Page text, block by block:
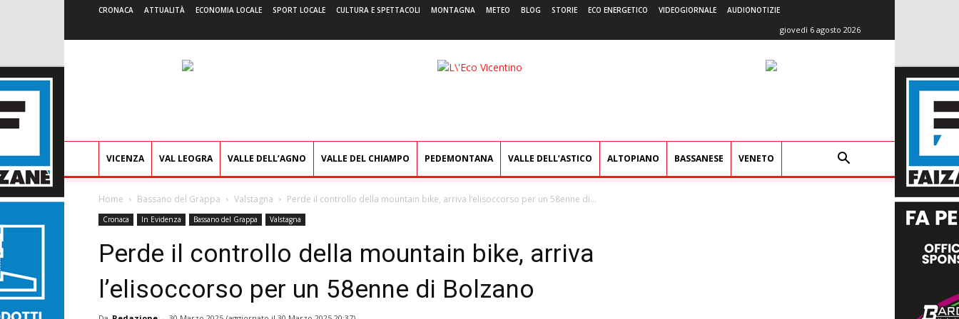
CRONACA ATTUALITÀ ECONOMIA LOCALE SPORT LOCALE CULTURA E SPETTACOLI MONTAGNA METEO BLOG STORIE ECO ENERGETICO VIDEOGIORNALE AUDIONOTIZIE
giovedì 6 agosto 2026
L'Eco
VICENZA VAL LEOGRA VALLE DELL’AGNO VALLE DEL CHIAMPO PEDEMONTANA VALLE DELL’ASTICO ALTOPIANO BASSANESE VENETO
Home Bassano del Grappa Valstagna Perde il controllo della mountain bike, arriva l’elisoccorso per un 58enne di...
Cronaca In Evidenza Bassano del Grappa Valstagna
Perde il controllo della mountain bike, arriva
l’elisoccorso per un 58enne di Bolzano